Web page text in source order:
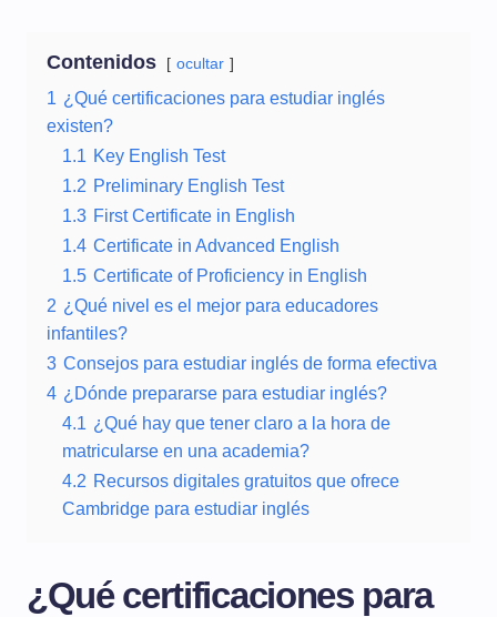
Contenidos ocultar
1 ¿Qué certificaciones para estudiar inglés
existen?
1.1 Key English Test
1.2 Preliminary English Test
1.3 First Certificate in English
1.4 Certificate in Advanced English
1.5 Certificate of Proficiency in English
2 ¿Qué nivel es el mejor para educadores
infantiles?
3 Consejos para estudiar inglés de forma efectiva
4 ¿Dónde prepararse para estudiar inglés?
4.1 ¿Qué hay que tener claro a la hora de
matricularse en una academia?
4.2 Recursos digitales gratuitos que ofrece
Cambridge para estudiar inglés
¿Qué certificaciones para